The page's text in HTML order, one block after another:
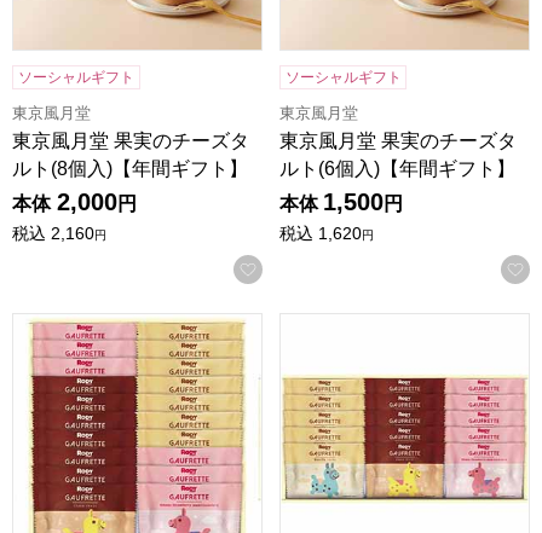
ソーシャルギフト
東京風月堂
東京風月堂 果実のチーズタ
ルト(8個入)【年間ギフト】
本体 2,000円
税込 2,160円
お気に入りに登録する
ソーシャルギフト
東京風月堂
東京風月堂 果実のチーズタ
ルト(6個入)【年間ギフト】
本体 1,500円
税込 1,620円
ロディ 3種類のゴーフレット詰合せボックス[RGFT-20]【年